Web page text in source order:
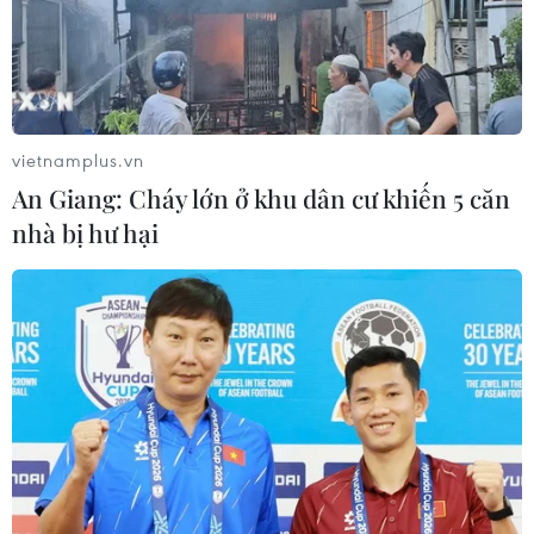
Chiến dịch 500 ngày đêm:
Điện Biên hoàn thành gần 90% thu
nhận mẫu ADN thân nhân liệt sỹ
06/08/2026 11:01
Cảnh báo mưa cường độ lớn trên
100mm tại Bắc Bộ, Thanh Hóa và
Nghệ An
06/08/2026 10:23
Bãi bỏ một số văn bản quy phạm
pháp luật không còn phù hợp
06/08/2026 09:59
vietnamplus.vn
An Giang: Cháy lớn ở khu dân cư khiến 5 căn
nhà bị hư hại